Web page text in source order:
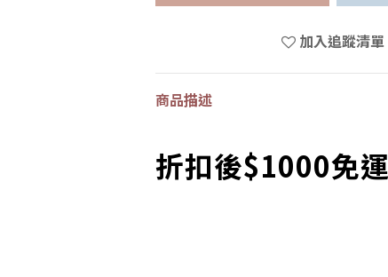
加入追蹤清單
商品描述
折扣後$1000免運